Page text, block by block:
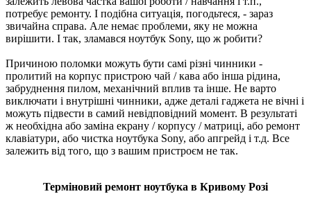
потребує ремонту. І подібна ситуація, погодьтеся, - зараз
звичайна справа. Але немає проблеми, яку не можна
вирішити. І так, зламався ноутбук Sony, що ж робити?
Причиною поломки можуть бути самі різні чинники -
пролитий на корпус пристрою чай / кава або інша рідина,
забруднення пилом, механічний вплив та інше. Не варто
виключати і внутрішні чинники, адже деталі гаджета не вічні і
можуть підвести в самий невідповідний момент. В результаті
ж необхідна або заміна екрану / корпусу / матриці, або ремонт
клавіатури, або чистка ноутбука Sony, або апгрейд і т.д. Все
залежить від того, що з вашим пристроєм не так.
Терміновий ремонт ноутбука в Кривому Розі